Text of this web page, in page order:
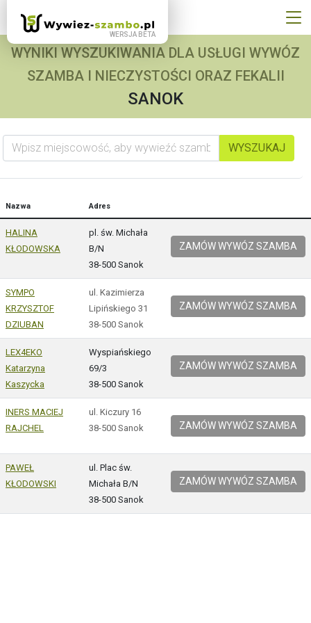
WYNIKI WYSZUKIWANIA DLA USŁUGI WYWÓZ
SZAMBA I NIECZYSTOŚCI ORAZ FEKALII
SANOK
Wpisz miejscowość, aby wywieźć szambo
WYSZUKAJ
Nazwa Adres
HALINA
KŁODOWSKA
pl. św. Michała
B/N
38-500 Sanok
ZAMÓW WYWÓZ SZAMBA
SYMPO
KRZYSZTOF
DZIUBAN
ul. Kazimierza
Lipińskiego 31
38-500 Sanok
ZAMÓW WYWÓZ SZAMBA
LEX4EKO
Katarzyna
Kaszycka
Wyspiańskiego
69/3
38-500 Sanok
ZAMÓW WYWÓZ SZAMBA
INERS MACIEJ
RAJCHEL
ul. Kiczury 16
38-500 Sanok
ZAMÓW WYWÓZ SZAMBA
PAWEŁ
KŁODOWSKI
ul. Plac św.
Michała B/N
38-500 Sanok
ZAMÓW WYWÓZ SZAMBA